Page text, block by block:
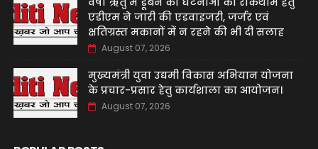
एडीएम ने जारी की एडवाइजरी, जर्जर एवं
क्षतिग्रस्त मकानों में न रहने की भी दी सलाह
August 07, 2026
मुख्यमंत्री युवा उद्यमी विकास अभियान योजना
के प्रचार-प्रसार हेतु कार्यशाला का आयोजन।
August 07, 2026